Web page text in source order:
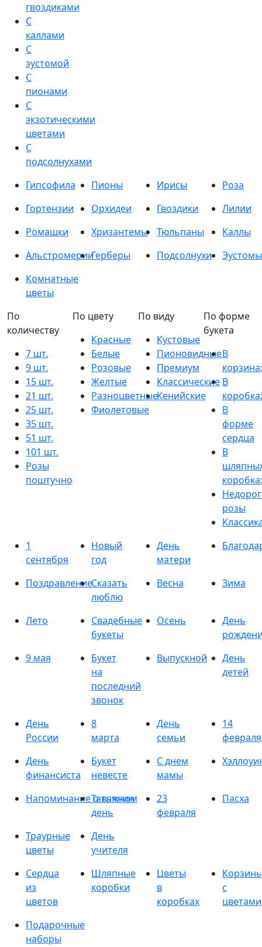
гвоздиками
С
каллами
С
эустомой
С
пионами
С
экзотическими
цветами
С
подсолнухами
Гипсофила Пионы Ирисы
Роза
Гортензии
Орхидеи Гвоздики
Лилии
Ромашки
Хризантемы Тюльпаны
Каллы
АльстромерииГерберы Подсолнухи
Эустомы
Комнатные
цветы
По
количеству
7 шт.
9 шт.
15 шт.
21 шт.
25 шт.
35 шт.
51 шт.
101 шт.
Розы
поштучно
По цвету
Красные
Белые
Розовые
Желтые
Разноцветные
Фиолетовые
По виду
Кустовые
Пионовидные
Премиум
Классические
Кенийские
По форме
букета
В
В
В
форме
сердца
В
розы
1
сентября
Новый
год
День
матери
ПоздравлениеСказать
люблю
Весна Зима
Лето
Свадебные
букеты
Осень
День
9 мая
Букет
на
последний
звонок
Выпускной
День
детей
День
России
8
марта
День
семьи
14
февраля
День
финансиста
Букет
невесте
С днем
мамы
Напоминание о важном
Татьянин
день
23
февраля
Пасха
Траурные
цветы
День
учителя
Сердца
из
цветов
Шляпные
коробки
Цветы
в
коробках
с
цветами
Подарочные
наборы